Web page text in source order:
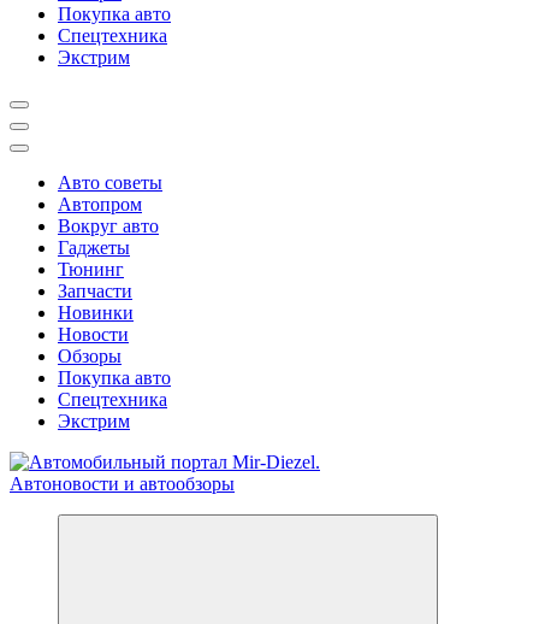
Покупка авто
Спецтехника
Экстрим
Авто советы
Автопром
Вокруг авто
Гаджеты
Тюнинг
Запчасти
Новинки
Новости
Обзоры
Покупка авто
Спецтехника
Экстрим
Справочник автомобилиста. Обзор новинок популярных